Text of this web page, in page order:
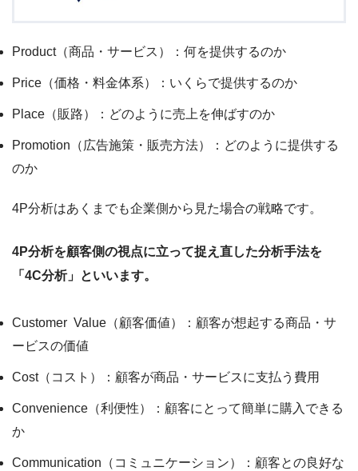
Product（商品・サービス）：何を提供するのか
Price（価格・料金体系）：いくらで提供するのか
Place（販路）：どのように売上を伸ばすのか
Promotion（広告施策・販売方法）：どのように提供する
のか
4P分析はあくまでも企業側から見た場合の戦略です。
4P分析を顧客側の視点に立って捉え直した分析手法を
「4C分析」といいます。
Customer Value（顧客価値）：顧客が想起する商品・サ
ービスの価値
Cost（コスト）：顧客が商品・サービスに支払う費用
Convenience（利便性）：顧客にとって簡単に購入できる
か
Communication（コミュニケーション）：顧客との良好な